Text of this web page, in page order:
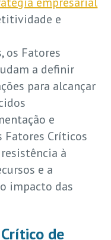
e
os Fatores
a definir
para alcançar
e
Fatores Críticos
à
e a
impacto das
de